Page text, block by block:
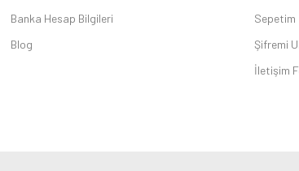
Banka Hesap Bilgileri
Blog
Sepetim
Şifremi
İletişim